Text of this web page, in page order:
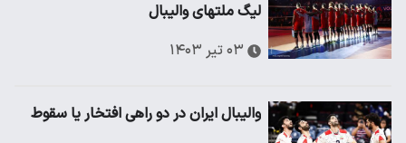
لیگ ملتهای والیبال
۰۳ تیر ۱۴۰۳
والیبال ایران در دو راهی افتخار یا سقوط